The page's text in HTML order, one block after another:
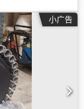
小广告